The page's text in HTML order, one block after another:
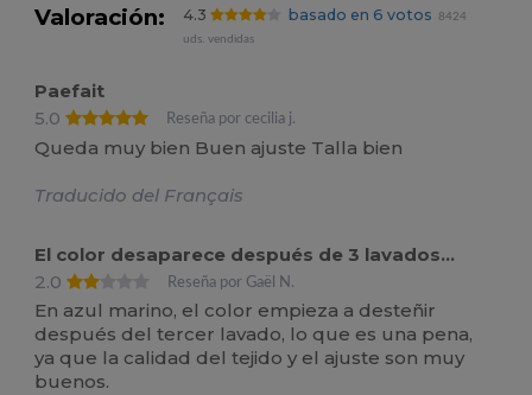
Valoración: 4.3 basado en 6 votos
8424
uds. vendidas
Paefait
5.0
Reseña por cecilia j.
Queda muy bien Buen ajuste Talla bien
Traducido del Français
El color desaparece después de 3 lavados...
2.0
Reseña por Gaël N.
En azul marino, el color empieza a desteñir
después del tercer lavado, lo que es una pena,
ya que la calidad del tejido y el ajuste son muy
buenos.